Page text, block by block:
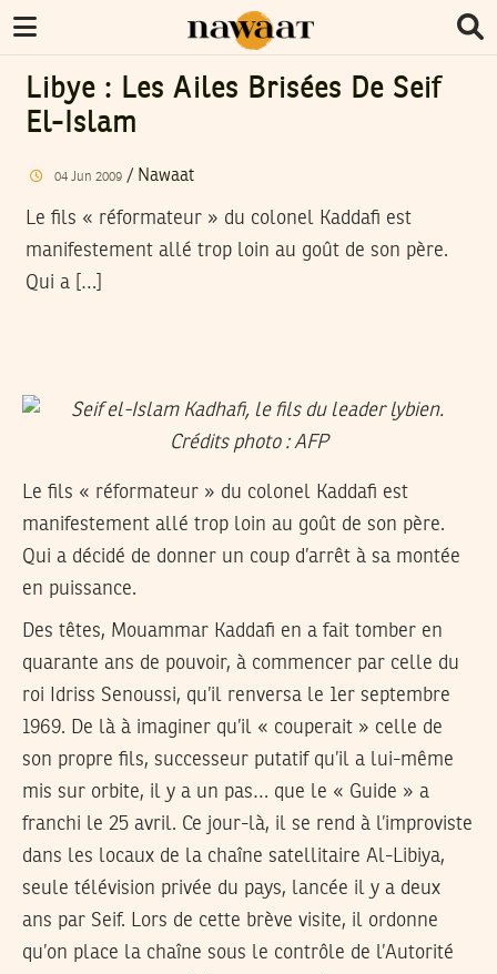
Libye : Les Ailes Brisées De Seif
El-Islam
04 Jun 2009/ Nawaat
Le fils « réformateur » du colonel Kaddafi est
manifestement allé trop loin au goût de son père.
Qui a […]
Le fils « réformateur » du colonel Kaddafi est
manifestement allé trop loin au goût de son père.
Qui a décidé de donner un coup d’arrêt à sa montée
en puissance.
Des têtes, Mouammar Kaddafi en a fait tomber en
quarante ans de pouvoir, à commencer par celle du
roi Idriss Senoussi, qu’il renversa le 1er septembre
1969. De là à imaginer qu’il « couperait » celle de
son propre fils, successeur putatif qu’il a lui-même
mis sur orbite, il y a un pas… que le « Guide » a
franchi le 25 avril. Ce jour-là, il se rend à l’improviste
dans les locaux de la chaîne satellitaire Al-Libiya,
seule télévision privée du pays, lancée il y a deux
ans par Seif. Lors de cette brève visite, il ordonne
qu’on place la chaîne sous le contrôle de l’Autorité